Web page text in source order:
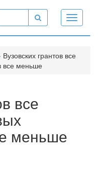
Toggle
Вузовских грантов все
все меньше
все
меньше